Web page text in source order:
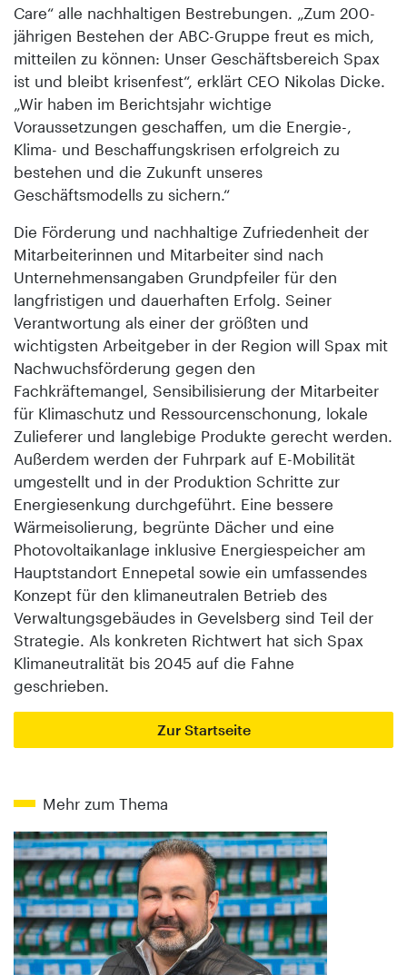
Care“ alle nachhaltigen Bestrebungen. „Zum 200-
jährigen Bestehen der ABC-Gruppe freut es mich,
mitteilen zu können: Unser Geschäftsbereich Spax
ist und bleibt krisenfest“, erklärt CEO Nikolas Dicke.
„Wir haben im Berichtsjahr wichtige
Voraussetzungen geschaffen, um die Energie-,
Klima- und Beschaffungskrisen erfolgreich zu
bestehen und die Zukunft unseres
Geschäftsmodells zu sichern.“
Die Förderung und nachhaltige Zufriedenheit der
Mitarbeiterinnen und Mitarbeiter sind nach
Unternehmensangaben Grundpfeiler für den
langfristigen und dauerhaften Erfolg. Seiner
Verantwortung als einer der größten und
wichtigsten Arbeitgeber in der Region will Spax mit
Nachwuchsförderung gegen den
Fachkräftemangel, Sensibilisierung der Mitarbeiter
für Klimaschutz und Ressourcenschonung, lokale
Zulieferer und langlebige Produkte gerecht werden.
Außerdem werden der Fuhrpark auf E-Mobilität
umgestellt und in der Produktion Schritte zur
Energiesenkung durchgeführt. Eine bessere
Wärmeisolierung, begrünte Dächer und eine
Photovoltaikanlage inklusive Energiespeicher am
Hauptstandort Ennepetal sowie ein umfassendes
Konzept für den klimaneutralen Betrieb des
Verwaltungsgebäudes in Gevelsberg sind Teil der
Strategie. Als konkreten Richtwert hat sich Spax
Klimaneutralität bis 2045 auf die Fahne
geschrieben.
Zur Startseite
Mehr zum Thema